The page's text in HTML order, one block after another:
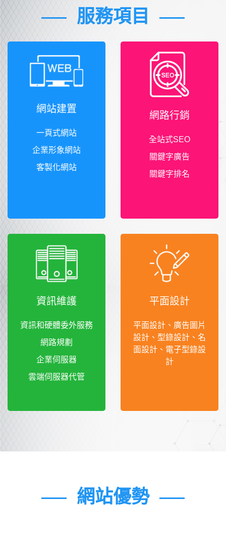
服務項目
網站建置
一頁式網站
企業形象網站
客製化網站
網路行銷
全站式SEO
關鍵字廣告
關鍵字排名
資訊維護
資訊和硬體委外服務
網路規劃
企業伺服器
雲端伺服器代管
平面設計
平面設計、廣告圖片
設計、型錄設計、名
面設計、電子型錄設
計
網站優勢